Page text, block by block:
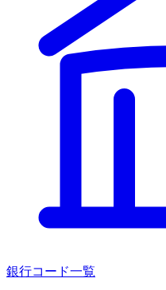
銀行コード一覧